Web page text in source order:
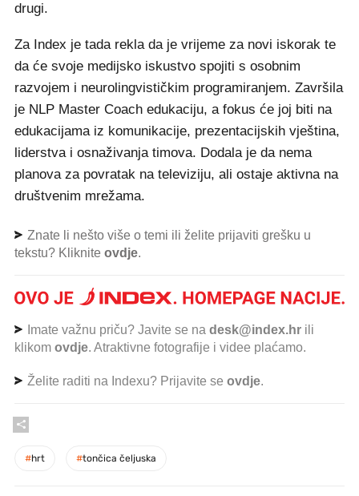
drugi.
Za Index je tada rekla da je vrijeme za novi iskorak te
da će svoje medijsko iskustvo spojiti s osobnim
razvojem i neurolingvističkim programiranjem. Završila
je NLP Master Coach edukaciju, a fokus će joj biti na
edukacijama iz komunikacije, prezentacijskih vještina,
liderstva i osnaživanja timova. Dodala je da nema
planova za povratak na televiziju, ali ostaje aktivna na
društvenim mrežama.
Znate li nešto više o temi ili želite prijaviti grešku u
tekstu? Kliknite ovdje.
Imate važnu priču? Javite se na desk@index.hr ili
klikom ovdje. Atraktivne fotografije i videe plaćamo.
Želite raditi na Indexu? Prijavite se ovdje.
#hrt #tončica čeljuska